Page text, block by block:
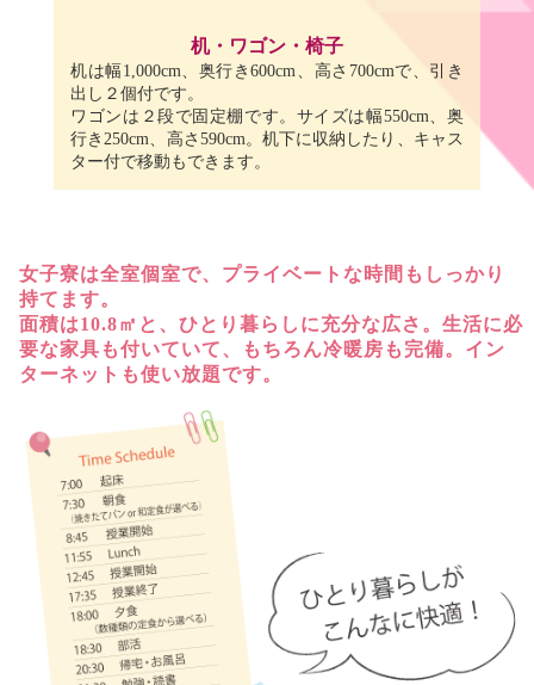
机・ワゴン・椅子
机は幅1,000cm、奥行き600cm、高さ700cmで、引き
出し２個付です。
ワゴンは２段で固定棚です。サイズは幅550cm、奥
行き250cm、高さ590cm。机下に収納したり、キャス
ター付で移動もできます。
女子寮は全室個室で、プライベートな時間もしっかり
持てます。
面積は10.8㎡と、ひとり暮らしに充分な広さ。生活に必
要な家具も付いていて、
もちろん冷暖房も完備。イン
ターネットも使い放題です。